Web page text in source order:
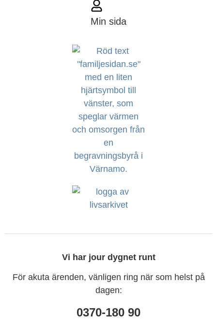
Min sida
Vi har jour dygnet runt
För akuta ärenden, vänligen ring när som helst på
dagen:
0370-180 90